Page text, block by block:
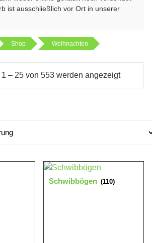
ist ausschließlich vor Ort in unserer
– 25 von 553 werden angezeigt
Shop Weihnachten
Schwibbögen (110)